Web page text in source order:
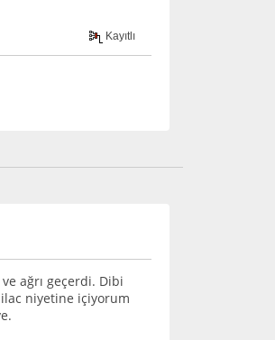
Kayıtlı
ağrı geçerdi. Dibi
ilac niyetine içiyorum